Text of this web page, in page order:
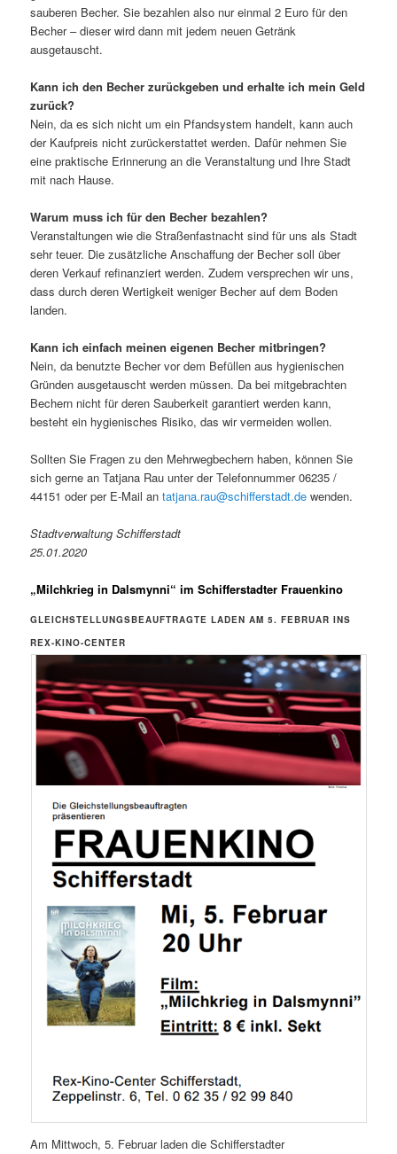
sauberen Becher. Sie bezahlen also nur einmal 2 Euro für den
Becher – dieser wird dann mit jedem neuen Getränk
ausgetauscht.
Kann ich den Becher zurückgeben und erhalte ich mein Geld
zurück?
Nein, da es sich nicht um ein Pfandsystem handelt, kann auch
der Kaufpreis nicht zurückerstattet werden. Dafür nehmen Sie
eine praktische Erinnerung an die Veranstaltung und Ihre Stadt
mit nach Hause.
Warum muss ich für den Becher bezahlen?
Veranstaltungen wie die Straßenfastnacht sind für uns als Stadt
sehr teuer. Die zusätzliche Anschaffung der Becher soll über
deren Verkauf refinanziert werden. Zudem versprechen wir uns,
dass durch deren Wertigkeit weniger Becher auf dem Boden
landen.
Kann ich einfach meinen eigenen Becher mitbringen?
Nein, da benutzte Becher vor dem Befüllen aus hygienischen
Gründen ausgetauscht werden müssen. Da bei mitgebrachten
Bechern nicht für deren Sauberkeit garantiert werden kann,
besteht ein hygienisches Risiko, das wir vermeiden wollen.
Sollten Sie Fragen zu den Mehrwegbechern haben, können Sie
sich gerne an Tatjana Rau unter der Telefonnummer 06235 /
44151 oder per E-Mail antatjana.rau@schifferstadt.de wenden.
Stadtverwaltung Schifferstadt
25.01.2020
„Milchkrieg in Dalsmynni“ im Schifferstadter Frauenkino
GLEICHSTELLUNGSBEAUFTRAGTE LADEN AM 5. FEBRUAR INS
REX-KINO-CENTER
Am Mittwoch, 5. Februar laden die Schifferstadter